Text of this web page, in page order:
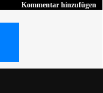
Kommentar hinzufügen